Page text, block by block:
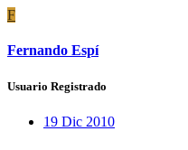
F
Fernando Espí
Usuario Registrado
19 Dic 2010